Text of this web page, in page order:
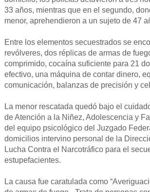
33 años, mientras que en el segundo,
menor, aprehendieron a un sujeto de 47
Entre los elementos secuestrados se
revólveres, dos réplicas de armas de
comprimido, cocaína suficiente para 21
efectivo, una máquina de contar dinero,
comunicación, balanzas de precisión y
La menor rescatada quedó bajo el
de Atención a la Niñez, Adolescencia y
del equipo psicológico del Juzgado
domicilios intervino personal de la
Lucha Contra el Narcotráfico para el
estupefacientes.
La causa fue caratulada como